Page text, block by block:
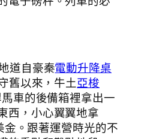
道自豪秦電動升降桌
舊以來，牛土亞梭
車的後備箱裡拿出一
西，小心翼翼地拿
金。跟著運營時光的不